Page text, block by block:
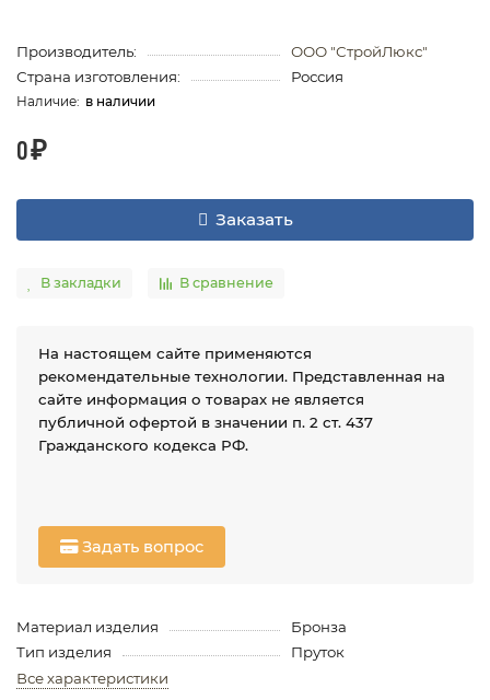
Производитель:
ООО "СтройЛюкс"
Страна изготовления:
Россия
в наличии
0 ₽
Заказать
В закладки В сравнение
На настоящем сайте применяются
рекомендательные технологии. Представленная на
сайте информация о товарах не является
публичной офертой в значении п. 2 ст. 437
Гражданского кодекса РФ.
Задать вопрос
Материал изделия
Бронза
Тип изделия
Пруток
Все характеристики